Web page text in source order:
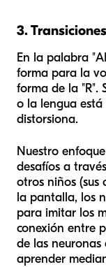
3.
En la palabra
forma para la
forma de la "R".
o la lengua
distorsiona.
Nuestro
desafíos a
otros niños (sus
la pantalla, los
para imitar los
conexión entre
de las neuronas
aprender